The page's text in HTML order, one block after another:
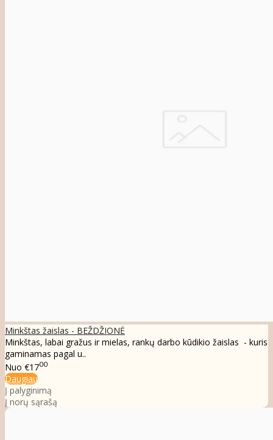
Minkštas žaislas - BEŽDŽIONĖ
Minkštas, labai gražus ir mielas, rankų darbo kūdikio žaislas - kuris
gaminamas pagal u..
Nuo €1700
Daugiau
Į palyginimą
Į norų sąrašą